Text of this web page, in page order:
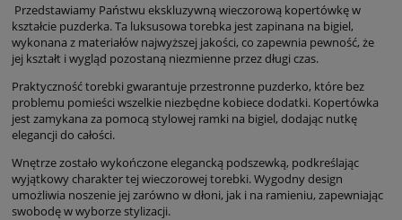
Przedstawiamy Państwu ekskluzywną wieczorową kopertówkę w
kształcie puzderka. Ta luksusowa torebka jest zapinana na bigiel,
wykonana z materiałów najwyższej jakości, co zapewnia pewność, że
jej kształt i wygląd pozostaną niezmienne przez długi czas.
Praktyczność torebki gwarantuje przestronne puzderko, które bez
problemu pomieści wszelkie niezbędne kobiece dodatki. Kopertówka
jest zamykana za pomocą stylowej ramki na bigiel, dodając nutkę
elegancji do całości.
Wnętrze zostało wykończone elegancką podszewką, podkreślając
wyjątkowy charakter tej wieczorowej torebki. Wygodny design
umożliwia noszenie jej zarówno w dłoni, jak i na ramieniu, zapewniając
swobodę w wyborze stylizacji.